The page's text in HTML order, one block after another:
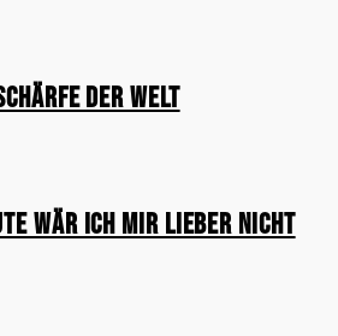
der Welt
wär ich mir lieber nicht